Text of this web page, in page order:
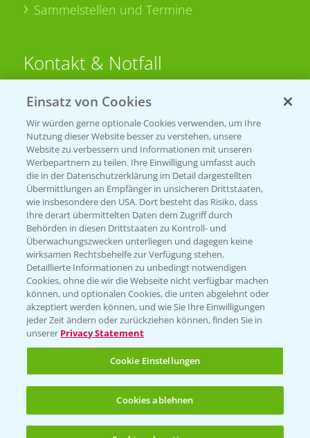
Sammelstellen und Termine
Kontakt & Notfall
Beratung auf WhatsApp
T.+49 (0)174 346 564 1
KONTAKT
Hilfe in Notfällen
T.+49 (0)214/30-20220
Folgen Sie uns
Einsatz von Cookies
Wir würden gerne optionale Cookies verwenden, um Ihre
Nutzung dieser Website besser zu verstehen, unsere
Website zu verbessern und Informationen mit unseren
Werbepartnern zu teilen. Ihre Einwilligung umfasst auch
die in der Datenschutzerklärung im Detail dargestellten
Übermittlungen an Empfänger in unsicheren Drittstaaten,
wie insbesondere den USA. Dort besteht das Risiko, dass
Ihre derart übermittelten Daten dem Zugriff durch
Behörden in diesen Drittstaaten zu Kontroll- und
Überwachungszwecken unterliegen und dagegen keine
wirksamen Rechtsbehelfe zur Verfügung stehen.
Detaillierte Informationen zu unbedingt notwendigen
Cookies, ohne die wir die Webseite nicht verfügbar machen
können, und optionalen Cookies, die unten abgelehnt oder
akzeptiert werden können, und wie Sie Ihre Einwilligungen
jeder Zeit ändern oder zurückziehen können, finden Sie in
unserer Privacy Statement
Cookie Einstellungen
Cookies ablehnen